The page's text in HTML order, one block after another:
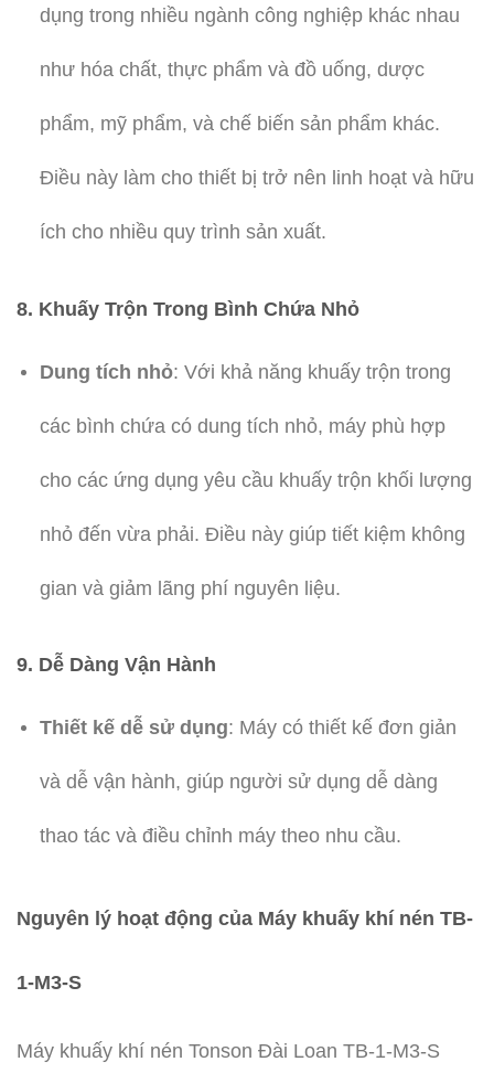
dụng trong nhiều ngành công nghiệp khác nhau
như hóa chất, thực phẩm và đồ uống, dược
phẩm, mỹ phẩm, và chế biến sản phẩm khác.
Điều này làm cho thiết bị trở nên linh hoạt và hữu
ích cho nhiều quy trình sản xuất.
8. Khuấy Trộn Trong Bình Chứa Nhỏ
Dung tích nhỏ: Với khả năng khuấy trộn trong
các bình chứa có dung tích nhỏ, máy phù hợp
cho các ứng dụng yêu cầu khuấy trộn khối lượng
nhỏ đến vừa phải. Điều này giúp tiết kiệm không
gian và giảm lãng phí nguyên liệu.
9. Dễ Dàng Vận Hành
Thiết kế dễ sử dụng: Máy có thiết kế đơn giản
và dễ vận hành, giúp người sử dụng dễ dàng
thao tác và điều chỉnh máy theo nhu cầu.
Nguyên lý hoạt động của Máy khuấy khí nén TB-
1-M3-S
Máy khuấy khí nén Tonson Đài Loan TB-1-M3-S